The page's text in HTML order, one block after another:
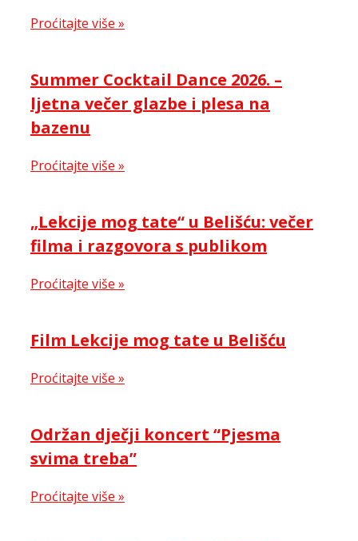
Proćitajte više »
Summer Cocktail Dance 2026. –
ljetna večer glazbe i plesa na
bazenu
Proćitajte više »
„Lekcije mog tate“ u Belišću: večer
filma i razgovora s publikom
Proćitajte više »
Film Lekcije mog tate u Belišću
Proćitajte više »
Održan dječji koncert “Pjesma
svima treba”
Proćitajte više »